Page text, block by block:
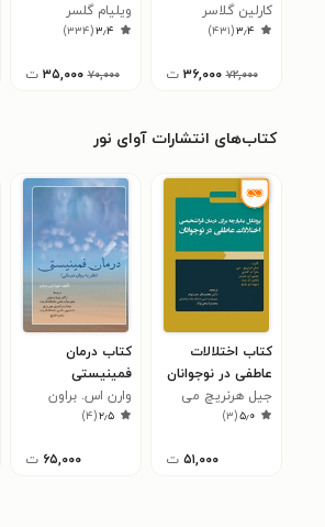
کارلین گلاسر
۳٫۴(۴۳۱)
۷۲,۰۰۰ ۳۶,۰۰۰ ت
ویلیام گلسر
۳٫۴(۳۳۴)
۷۰,۰۰۰ ۳۵,۰۰۰ ت
کتاب‌های انتشارات آوای نور
کتاب اختلالات
عاطفی در نوجوانان
جیل هرنریچ می
۵٫۰(۳)
۵۱,۰۰۰ ت
کتاب درمان
فمینیستی
وارن اس. براون
۲٫۵(۴)
۶۵,۰۰۰ ت